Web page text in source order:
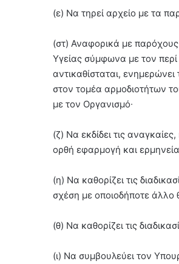
(ε) Να τηρεί αρχείο με τα
(στ) Αναφορικά με
Υγείας σύμφωνα με τον
αντικαθίσταται,
στον τομέα αρμοδιοτήτων
με τον Οργανισμό∙
(ζ) Να εκδίδει τις
ορθή εφαρμογή και
(η) Να καθορίζει τις
σχέση με οποιοδήποτε άλλο
(θ) Να καθορίζει τις
(ι) Να συμβουλεύει τον